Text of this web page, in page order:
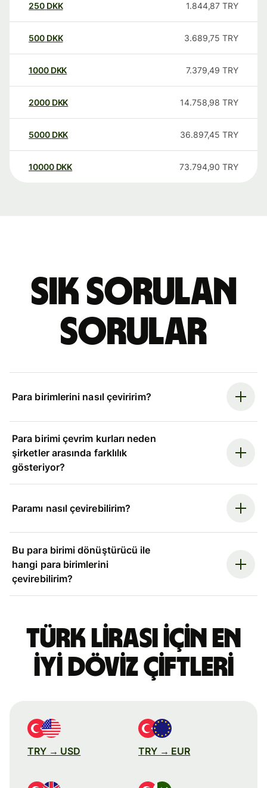
250 DKK 1.844,87 TRY
500 DKK 3.689,75 TRY
1000 DKK 7.379,49 TRY
2000 DKK 14.758,98 TRY
5000 DKK 36.897,45 TRY
10000 DKK 73.794,90 TRY
Sık sorulan
sorular
Para birimlerini nasıl çeviririm?
Para birimi çevrim kurları neden
şirketler arasında farklılık
gösteriyor?
Paramı nasıl çevirebilirim?
Bu para birimi dönüştürücü ile
hangi para birimlerini
çevirebilirim?
Türk lirası için en
iyi döviz çiftleri
TRY → USD TRY → EUR